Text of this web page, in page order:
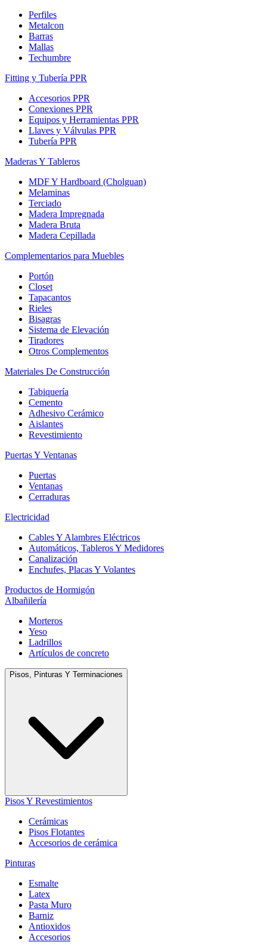
Perfiles
Metalcon
Barras
Mallas
Techumbre
Fitting y Tubería PPR
Accesorios PPR
Conexiones PPR
Equipos y Herramientas PPR
Llaves y Válvulas PPR
Tubería PPR
Maderas Y Tableros
MDF Y Hardboard (Cholguan)
Melaminas
Terciado
Madera Impregnada
Madera Bruta
Madera Cepillada
Complementarios para Muebles
Portón
Closet
Tapacantos
Rieles
Bisagras
Sistema de Elevación
Tiradores
Otros Complementos
Materiales De Construcción
Tabiquería
Cemento
Adhesivo Cerámico
Aislantes
Revestimiento
Puertas Y Ventanas
Puertas
Ventanas
Cerraduras
Electricidad
Cables Y Alambres Eléctricos
Automáticos, Tableros Y Medidores
Canalización
Enchufes, Placas Y Volantes
Productos de Hormigón
Albañilería
Morteros
Yeso
Ladrillos
Artículos de concreto
Pisos, Pinturas Y Terminaciones
Pisos Y Revestimientos
Cerámicas
Pisos Flotantes
Accesorios de cerámica
Pinturas
Esmalte
Latex
Pasta Muro
Barniz
Antioxidos
Accesorios